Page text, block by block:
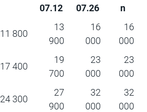
07.12 07.26 n
11 800
13
900
16
000
16
000
17 400
19
700
23
000
23
000
24 300
27
900
32
000
32
000